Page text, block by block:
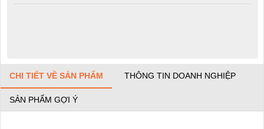
CHI TIẾT VỀ SẢN PHẨM THÔNG TIN DOANH NGHIỆP
SẢN PHẨM GỢI Ý